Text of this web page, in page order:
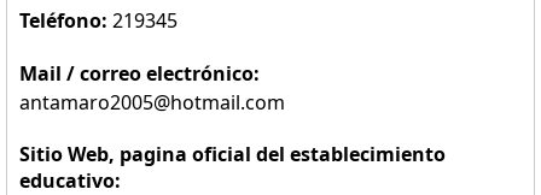
Teléfono: 219345
Mail / correo electrónico:
antamaro2005@hotmail.com
Sitio Web, pagina oficial del establecimiento
educativo: